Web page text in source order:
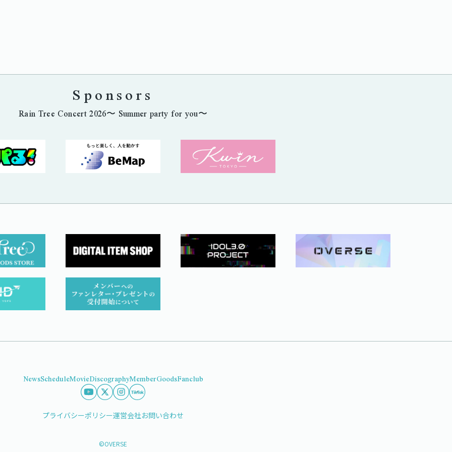
Sponsors
Rain Tree Concert 2026〜 Summer party for you〜
NewsScheduleMovieDiscographyMemberGoodsFanclub
プライバシーポリシー運営会社お問い合わせ
©OVERSE